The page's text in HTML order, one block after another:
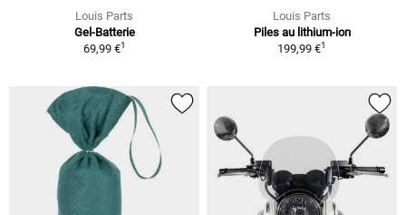
Louis Parts
Gel-Batterie
69,99 €1
Louis Parts
Piles au lithium-ion
199,99 €1